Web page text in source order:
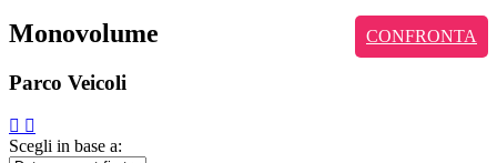
CONFRONTA
Monovolume
Parco Veicoli
Scegli in base a: